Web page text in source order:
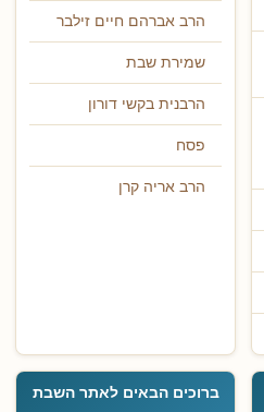
הרב אברהם חיים זילבר
שמירת שבת
הרבנית בקשי דורון
פסח
הרב אריה קרן
ברוכים הבאים לאתר השבת